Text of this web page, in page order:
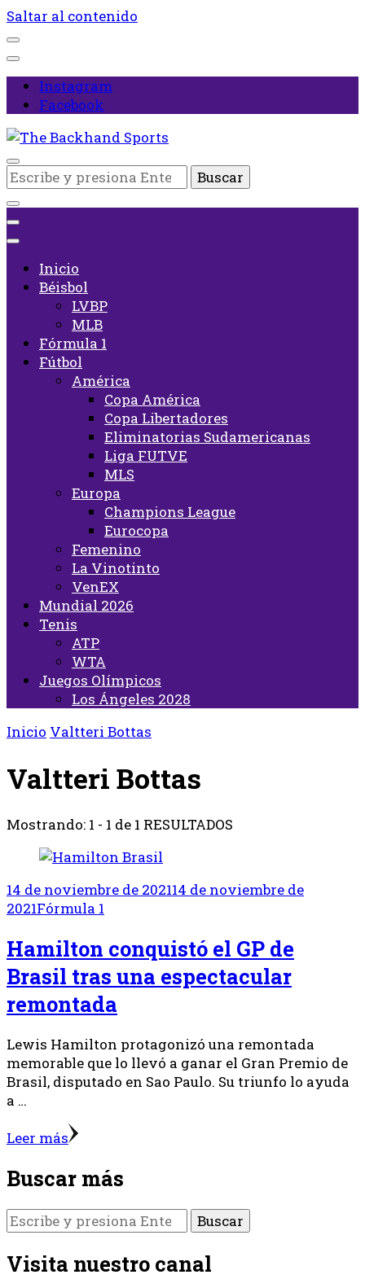
Saltar al contenido
Instagram
Facebook
The Backhand Sports
Inicio
¿Buscas
algo?
Inicio
Béisbol
LVBP
MLB
Fórmula 1
Fútbol
América
Copa América
Copa Libertadores
Eliminatorias Sudamericanas
Liga FUTVE
MLS
Europa
Champions League
Eurocopa
Femenino
La Vinotinto
VenEX
Mundial 2026
Tenis
ATP
WTA
Juegos Olímpicos
Los Ángeles 2028
Inicio Valtteri Bottas
Valtteri Bottas
Mostrando: 1 - 1 de 1 RESULTADOS
14 de noviembre de 202114 de noviembre de
2021Fórmula 1
Hamilton conquistó el GP de
Brasil tras una espectacular
remontada
Lewis Hamilton protagonizó una remontada
memorable que lo llevó a ganar el Gran Premio de
Brasil, disputado en Sao Paulo. Su triunfo lo ayuda
a …
Leer más
Buscar más
¿Buscas
algo?
Visita nuestro canal